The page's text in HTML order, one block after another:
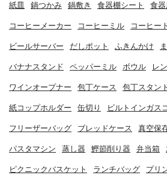
紙皿 鍋つかみ 鍋敷き 食器棚シート 食器
コーヒーメーカー コーヒーミル コーヒー
ビールサーバー だしポット ふきんかけ
バナナスタンド ペッパーミル ボウル レ
ワインオープナー 包丁ケース 包丁スタン
紙コップホルダー 缶切り ビルトインガス
フリーザーバッグ ブレッドケース 真空保
パスタマシン 蒸し器 鰹節削り器 弁当箱
ピクニックバスケット ランチバッグ プリ